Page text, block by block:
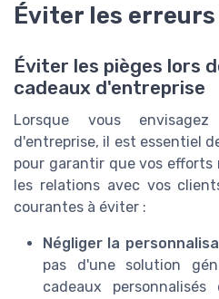
Éviter les
Éviter les pièges lors
cadeaux d'entreprise
Lorsque vous
d'entreprise, il est essentiel
pour garantir que vos
les relations avec vos
courantes à éviter :
Négliger la
pas d'une solution
cadeaux